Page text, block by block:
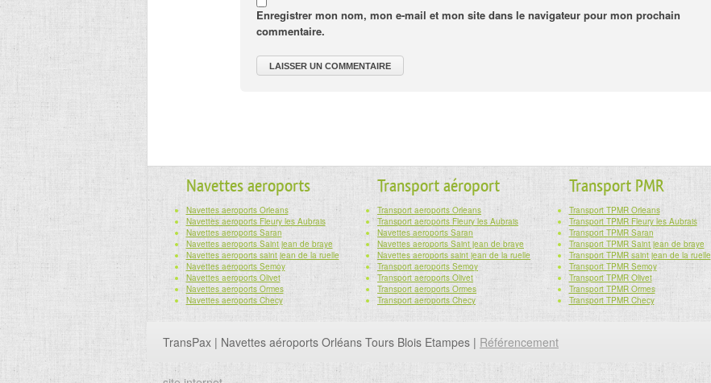
Enregistrer mon nom, mon e-mail et mon site dans le navigateur pour mon prochain
commentaire.
Navettes aeroports
Navettes aeroports Orleans
Navettes aeroports Fleury les Aubrais
Navettes aeroports Saran
Navettes aeroports Saint jean de braye
Navettes aeroports saint jean de la ruelle
Navettes aeroports Semoy
Navettes aeroports Olivet
Navettes aeroports Ormes
Navettes aeroports Checy
Transport aéroport
Transport aeroports Orleans
Transport aeroports Fleury les Aubrais
Navettes aeroports Saran
Navettes aeroports Saint jean de braye
Navettes aeroports saint jean de la ruelle
Transport aeroports Semoy
Transport aeroports Olivet
Transport aeroports Ormes
Transport aeroports Checy
Transport PMR
Transport TPMR Orleans
Transport TPMR Fleury les Aubrais
Transport TPMR Saran
Transport TPMR Saint jean de braye
Transport TPMR saint jean de la ruelle
Transport TPMR Semoy
Transport TPMR Olivet
Transport TPMR Ormes
Transport TPMR Checy
TransPax | Navettes aéroports Orléans Tours Blois Etampes | Référencement